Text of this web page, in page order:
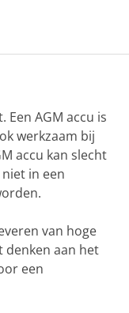
Een AGM accu is
werkzaam bij
accu kan slecht
in een
van hoge
aan het
een